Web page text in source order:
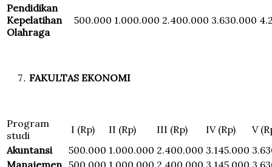
Pendidikan
Kepelatihan
Olahraga
500.000 1.000.000 2.400.000 3.630.000
FAKULTAS EKONOMI
Program
studi
I (Rp) II (Rp) III (Rp) IV (Rp)
V
Akuntansi
500.000 1.000.000 2.400.000 3.145.000
Manajemen 500.000 1.000.000 2.400.000 3.145.000